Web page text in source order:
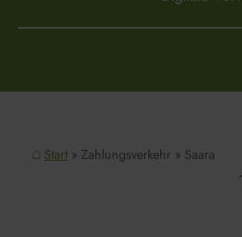
Start Zahlungsverkehr Saara